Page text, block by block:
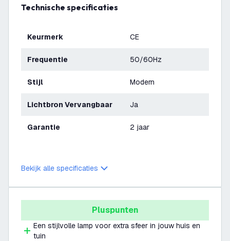
Technische specificaties
Keurmerk CE
Frequentie 50/60Hz
Stijl Modern
Lichtbron Vervangbaar Ja
Garantie 2 jaar
Bekijk alle specificaties
Pluspunten
Een stijlvolle lamp voor extra sfeer in jouw huis en
tuin